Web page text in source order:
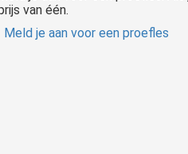
van één.
Meld je aan voor een proefles